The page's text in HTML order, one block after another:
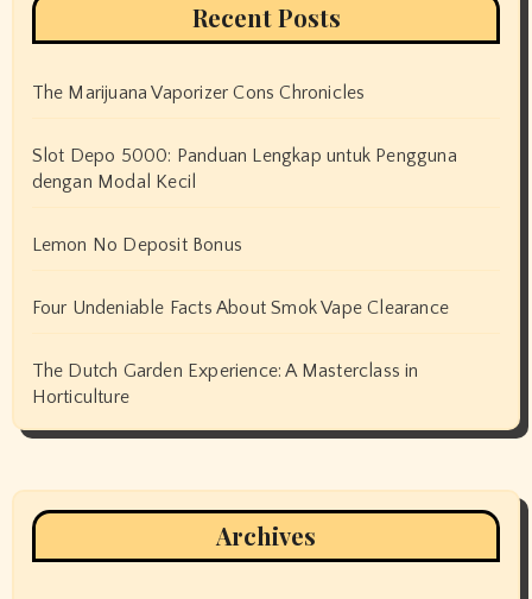
Recent Posts
The Marijuana Vaporizer Cons Chronicles
Slot Depo 5000: Panduan Lengkap untuk Pengguna
dengan Modal Kecil
Lemon No Deposit Bonus
Four Undeniable Facts About Smok Vape Clearance
The Dutch Garden Experience: A Masterclass in
Horticulture
Archives